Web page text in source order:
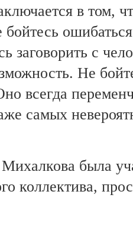
в том,
бойтесь
заговорить с
Не
всегда
самых
была
коллектива,